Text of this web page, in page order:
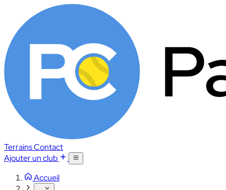
TerrainsContact
Ajouter un club
Accueil